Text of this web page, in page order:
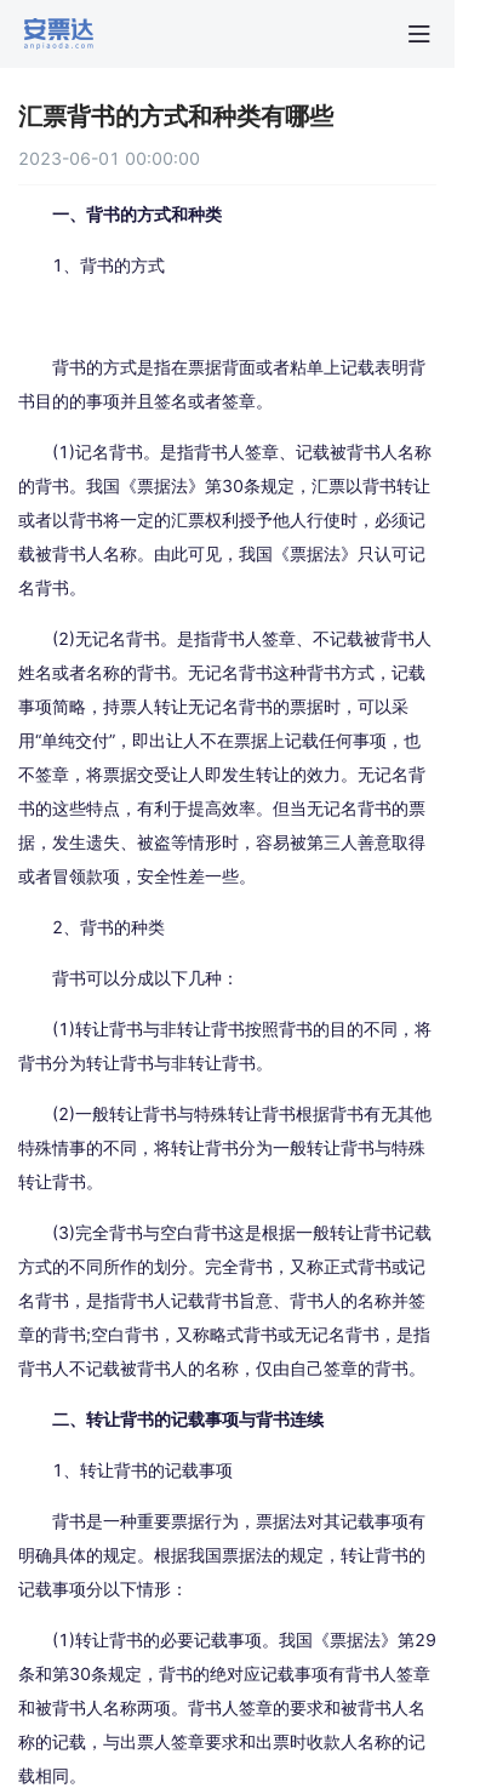
汇票背书的方式和种类有哪些
2023-06-01 00:00:00
一、背书的方式和种类
1、背书的方式
背书的方式是指在票据背面或者粘单上记载表明背
书目的的事项并且签名或者签章。
(1)记名背书。是指背书人签章、记载被背书人名称
的背书。我国《票据法》第30条规定，汇票以背书转让
或者以背书将一定的汇票权利授予他人行使时，必须记
载被背书人名称。由此可见，我国《票据法》只认可记
名背书。
(2)无记名背书。是指背书人签章、不记载被背书人
姓名或者名称的背书。无记名背书这种背书方式，记载
事项简略，持票人转让无记名背书的票据时，可以采
用“单纯交付”，即出让人不在票据上记载任何事项，也
不签章，将票据交受让人即发生转让的效力。无记名背
书的这些特点，有利于提高效率。但当无记名背书的票
据，发生遗失、被盗等情形时，容易被第三人善意取得
或者冒领款项，安全性差一些。
2、背书的种类
背书可以分成以下几种：
(1)转让背书与非转让背书按照背书的目的不同，将
背书分为转让背书与非转让背书。
(2)一般转让背书与特殊转让背书根据背书有无其他
特殊情事的不同，将转让背书分为一般转让背书与特殊
转让背书。
(3)完全背书与空白背书这是根据一般转让背书记载
方式的不同所作的划分。完全背书，又称正式背书或记
名背书，是指背书人记载背书旨意、背书人的名称并签
章的背书;空白背书，又称略式背书或无记名背书，是指
背书人不记载被背书人的名称，仅由自己签章的背书。
二、转让背书的记载事项与背书连续
1、转让背书的记载事项
背书是一种重要票据行为，票据法对其记载事项有
明确具体的规定。根据我国票据法的规定，转让背书的
记载事项分以下情形：
(1)转让背书的必要记载事项。我国《票据法》第29
条和第30条规定，背书的绝对应记载事项有背书人签章
和被背书人名称两项。背书人签章的要求和被背书人名
称的记载，与出票人签章要求和出票时收款人名称的记
载相同。